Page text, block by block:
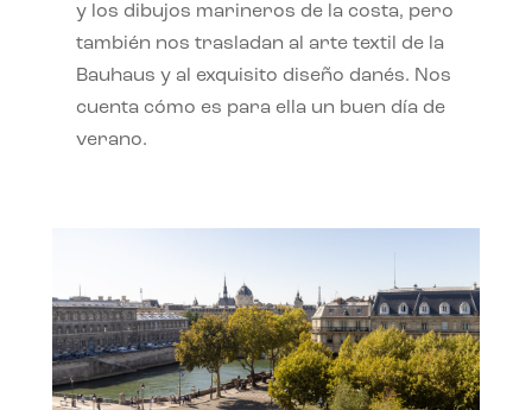
y los dibujos marineros de la costa, pero
también nos trasladan al arte textil de la
Bauhaus y al exquisito diseño danés. Nos
cuenta cómo es para ella un buen día de
verano.